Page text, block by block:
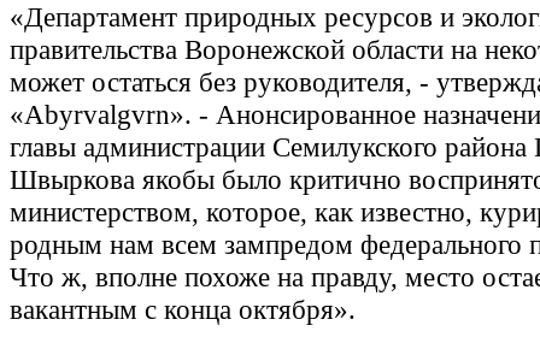
«Департамент природных ресурсов и
правительства Воронежской области на
может остаться без руководителя, -
«Abyrvalgvrn». - Анонсированное
главы администрации Семилукского района
Швыркова якобы было критично
министерством, которое, как известно,
родным нам всем зампредом федерального
Что ж, вполне похоже на правду, место
вакантным с конца октября».